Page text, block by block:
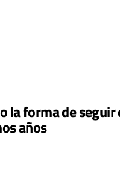
la forma de seguir
años